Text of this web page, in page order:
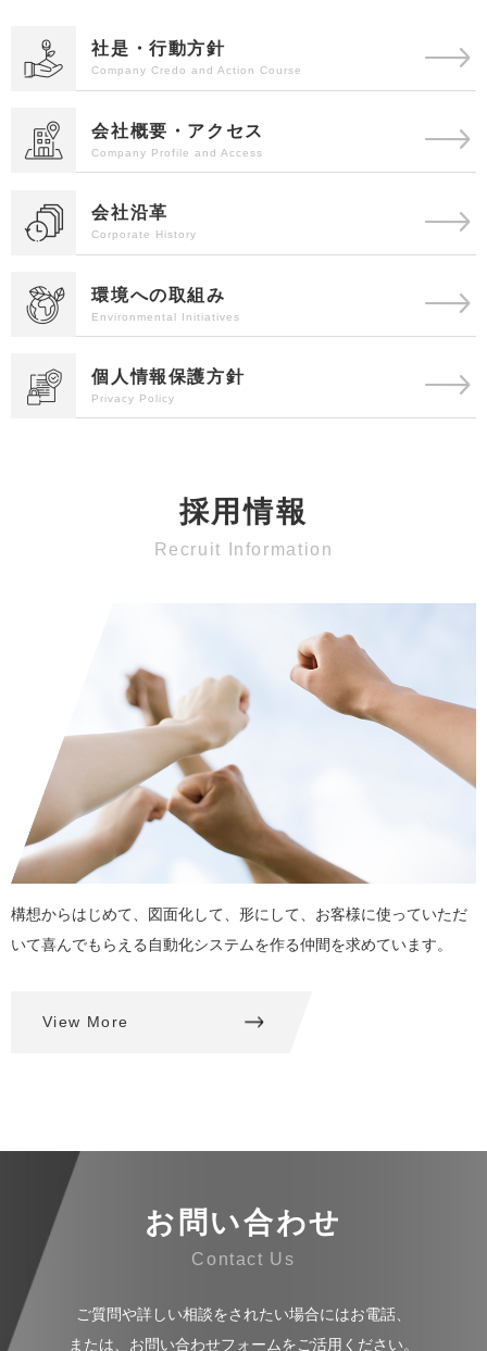
社是・行動方針
会社概要・アクセス
会社沿革
環境への取組み
個人情報保護方針
採用情報
構想からはじめて、図面化して、形にして、お客様に使っていただ
いて喜んでもらえる自動化システムを作る仲間を求めています。
View More
お問い合わせ
ご質問や詳しい相談をされたい場合にはお電話、
または、お問い合わせフォームをご活用ください。